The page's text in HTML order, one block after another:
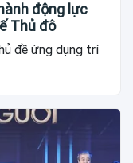
động lực
Thủ đô
đề ứng dụng trí